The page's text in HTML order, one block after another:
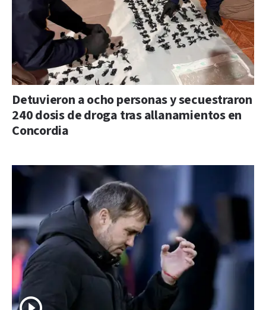
Detuvieron a ocho personas y secuestraron
240 dosis de droga tras allanamientos en
Concordia